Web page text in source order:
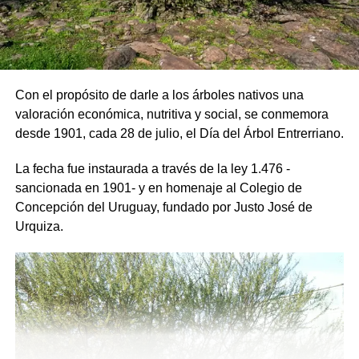
Como lo dice uno de nuestros versos “llevaremos alegría
a los enfermos y reclusos de la cárcel local. Vamos a
brindarle nuestro sincero mensaje en nombre del pueblo
Que bien nos sentíamos después de haber actuado, no
solo lo hacíamos en la cárcel, sino en el Hospital de
nos llamaran, allí estábamos con nuestro mensaje de
Quizás algún día podamos volver a tener, lo que se llamó
LA FIESTA DEL PUEBLO, con las mismas ganas que
ponían todos tanto los organizadores como los
participantes. Todos eran uno, pero volviendo al tema
murgas, ya que eran el numero principal debo recordarles
también a viejos Directores como Sr. Pedro Rodríguez, El
Con el propósito de darle a los árboles nativos una
valoración económica, nutritiva y social, se conmemora
desde 1901, cada 28 de julio, el Día del Árbol Entrerriano.
La fecha fue instaurada a través de la ley 1.476 -
sancionada en 1901- y en homenaje al Colegio de
Concepción del Uruguay, fundado por Justo José de
Urquiza.